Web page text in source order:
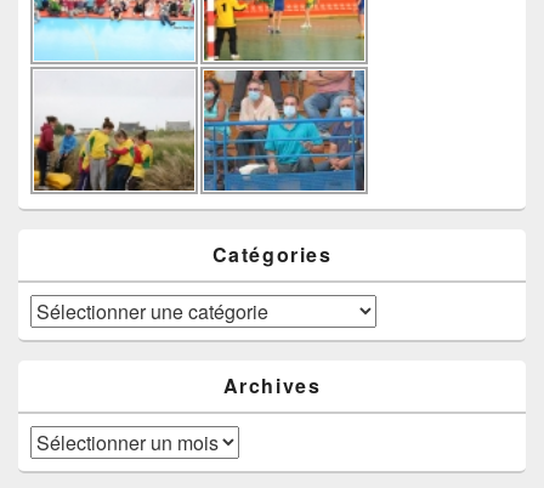
Catégories
Catégories
Archives
Archives